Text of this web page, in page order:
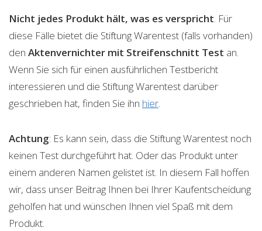
Nicht jedes Produkt hält, was es verspricht. Für
diese Fälle bietet die Stiftung Warentest (falls vorhanden)
den Aktenvernichter mit Streifenschnitt Test an.
Wenn Sie sich für einen ausführlichen Testbericht
interessieren und die Stiftung Warentest darüber
geschrieben hat, finden Sie ihn hier.
Achtung: Es kann sein, dass die Stiftung Warentest noch
keinen Test durchgeführt hat. Oder das Produkt unter
einem anderen Namen gelistet ist. In diesem Fall hoffen
wir, dass unser Beitrag Ihnen bei Ihrer Kaufentscheidung
geholfen hat und wünschen Ihnen viel Spaß mit dem
Produkt.